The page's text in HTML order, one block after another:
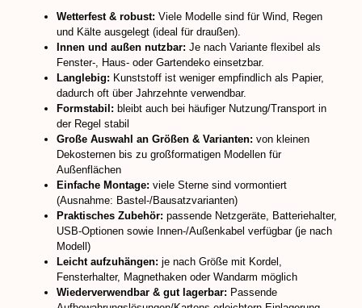
Wetterfest & robust: Viele Modelle sind für Wind, Regen
und Kälte ausgelegt (ideal für draußen).
Innen und außen nutzbar: Je nach Variante flexibel als
Fenster-, Haus- oder Gartendeko einsetzbar.
Langlebig: Kunststoff ist weniger empfindlich als Papier,
dadurch oft über Jahrzehnte verwendbar.
Formstabil: bleibt auch bei häufiger Nutzung/Transport in
der Regel stabil
Große Auswahl an Größen & Varianten: von kleinen
Dekosternen bis zu großformatigen Modellen für
Außenflächen
Einfache Montage: viele Sterne sind vormontiert
(Ausnahme: Bastel-/Bausatzvarianten)
Praktisches Zubehör: passende Netzgeräte, Batteriehalter,
USB-Optionen sowie Innen-/Außenkabel verfügbar (je nach
Modell)
Leicht aufzuhängen: je nach Größe mit Kordel,
Fensterhalter, Magnethaken oder Wandarm möglich
Wiederverwendbar & gut lagerbar: Passende